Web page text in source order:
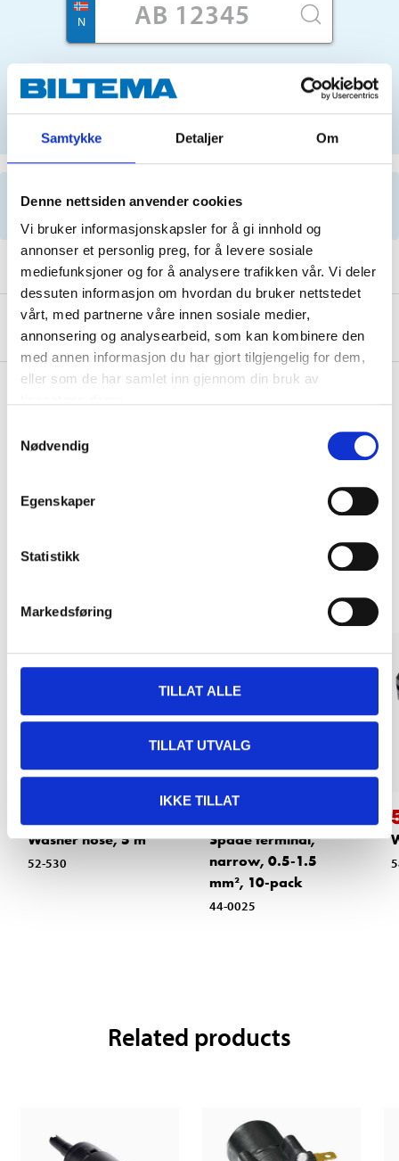
Samtykke Detaljer Om
Denne nettsiden anvender cookies
Vi bruker informasjonskapsler for å gi innhold og
annonser et personlig preg, for å levere sosiale
mediefunksjoner og for å analysere trafikken vår. Vi deler
dessuten informasjon om hvordan du bruker nettstedet
vårt, med partnerne våre innen sosiale medier,
annonsering og analysearbeid, som kan kombinere den
med annen informasjon du har gjort tilgjengelig for dem,
eller som de har samlet inn gjennom din bruk av
Nødvendig
Egenskaper
Statistikk
Markedsføring
TILLAT ALLE
TILLAT UTVALG
IKKE TILLAT
N
No registration number?
SELECT CAR MANUALLY
Important information when searching for spare
About the manufacturer
Other customers also bought
Washer hose, 5 m
52-530
Spade terminal,
narrow, 0.5-1.5
mm², 10-pack
44-0025
Related products